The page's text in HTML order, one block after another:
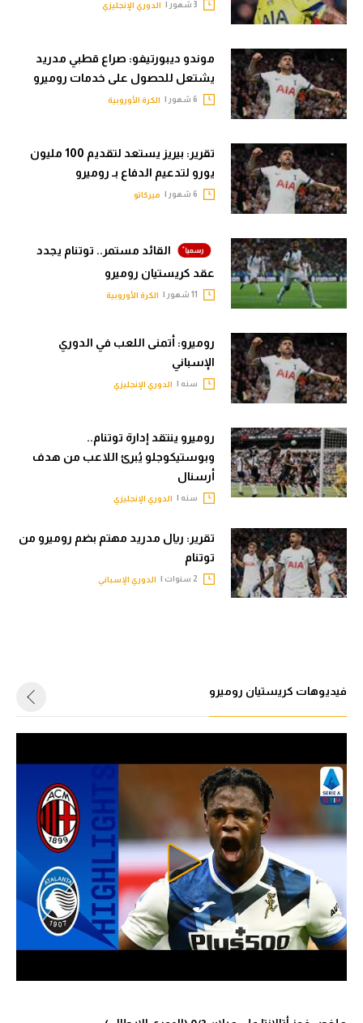
كويز في الجول
فيديو في الجول
الدوري الإنجليزي
موندو ديبورتيفو: صراع قطبي مدريد
يشتعل للحصول على خدمات روميرو
الكرة الأوروبية
تقرير: بيريز يستعد لتقديم 100 مليون
يورو لتدعيم الدفاع بـ روميرو
ميركاتو
القائد مستمر.. توتنام يجدد
عقد كريستيان روميرو
الكرة الأوروبية
روميرو: أتمنى اللعب في الدوري
الإسباني
سنه | الدوري الإنجليزي
روميرو ينتقد إدارة توتنام..
وبوستيكوجلو يُبرئ اللاعب من هدف
أرسنال
سنه | الدوري الإنجليزي
تقرير: ريال مدريد مهتم بضم روميرو من
توتنام
الدوري الإسباني
فيديوهات كريستيان روميرو